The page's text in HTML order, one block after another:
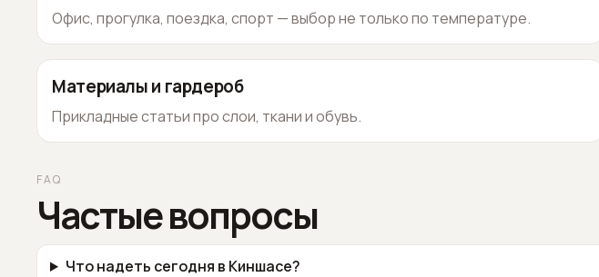
Офис, прогулка, поездка, спорт — выбор не только по температуре.
Материалы и гардероб
Прикладные статьи про слои, ткани и обувь.
FAQ
Частые вопросы
Что надеть сегодня в Киншасе?